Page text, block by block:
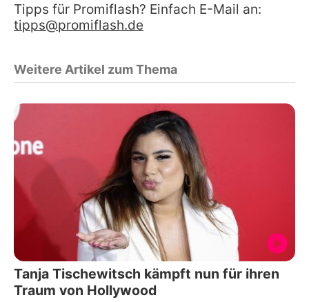
Tipps für Promiflash? Einfach E-Mail an:
tipps@promiflash.de
Weitere Artikel zum Thema
Tanja Tischewitsch kämpft nun für ihren
Traum von Hollywood